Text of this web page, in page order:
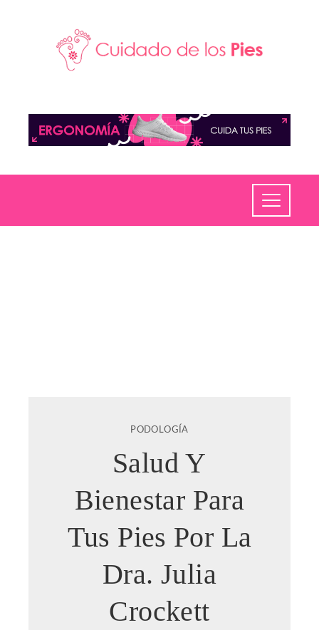
PODOLOGÍA
Salud Y
Bienestar Para
Tus Pies Por La
Dra. Julia
Crockett